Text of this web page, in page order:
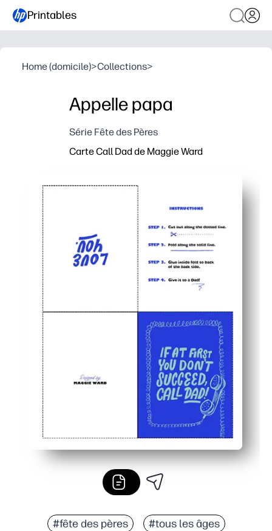
Printables
Home (domicile)>Collections>
Appelle papa
Série Fête des Pères
Carte Call Dad de Maggie Ward
#fête des pères #tous les âges